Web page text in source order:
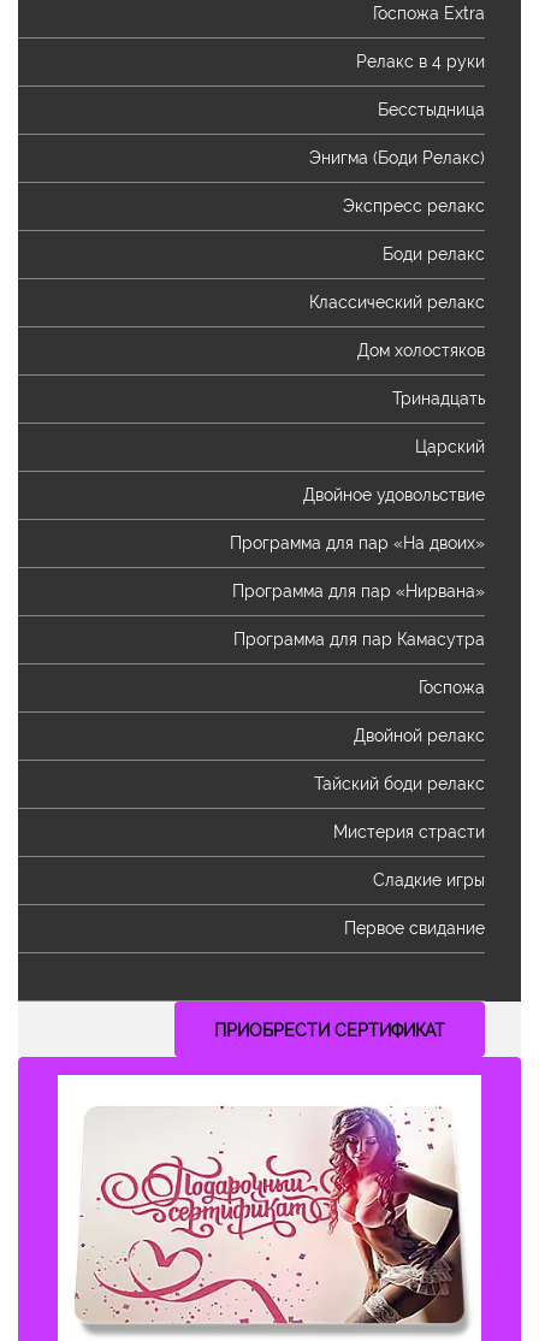
Госпожа Extra
Релакс в 4 руки
Бесстыдница
Энигма (Боди Релакс)
Экспресс релакс
Боди релакс
Классический релакс
Дом холостяков
Тринадцать
Царский
Двойное удовольствие
Программа для пар «На двоих»
Программа для пар «Нирвана»
Программа для пар Камасутра
Госпожа
Двойной релакс
Тайский боди релакс
Мистерия страсти
Сладкие игры
Первое свидание
ПРИОБРЕСТИ СЕРТИФИКАТ